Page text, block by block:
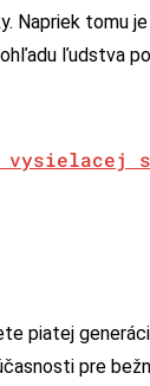
Napriek tomu
ľudstva
vysielacej
piatej
pre